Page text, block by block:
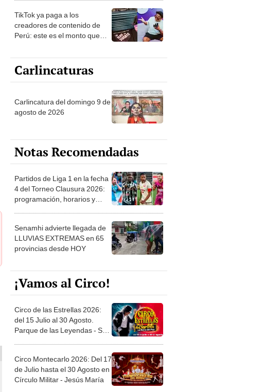
TikTok ya paga a los
creadores de contenido de
Perú: este es el monto que
1.000 vistas
Carlincaturas
Carlincatura del domingo 9 de
agosto de 2026
Notas Recomendadas
Partidos de Liga 1 en la fecha
4 del Torneo Clausura 2026:
programación, horarios y
Senamhi advierte llegada de
LLUVIAS EXTREMAS en 65
provincias desde HOY
¡Vamos al Circo!
Circo de las Estrellas 2026:
del 15 Julio al 30 Agosto.
Parque de las Leyendas - San
Circo Montecarlo 2026: Del 17
de Julio hasta el 30 Agosto en
Círculo Militar - Jesús María